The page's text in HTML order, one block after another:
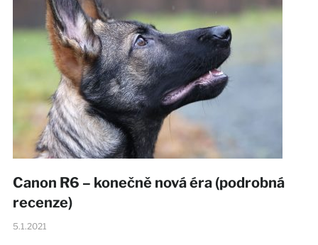
Canon R6 – konečně nová éra (podrobná
recenze)
5.1.2021